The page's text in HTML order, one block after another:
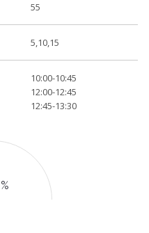
55
5,10,15
10:00-10:45
12:00-12:45
12:45-13:30
%